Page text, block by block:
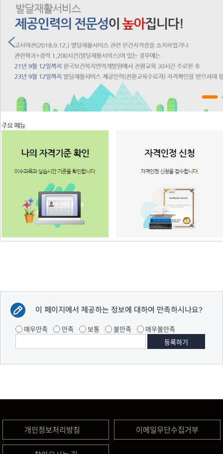
이 페이지에서 제공하는 정보에 대하여 만족하시나요?
매우만족 만족 보통 불만족 매우불만족
개인정보처리방침 이메일무단수집거부